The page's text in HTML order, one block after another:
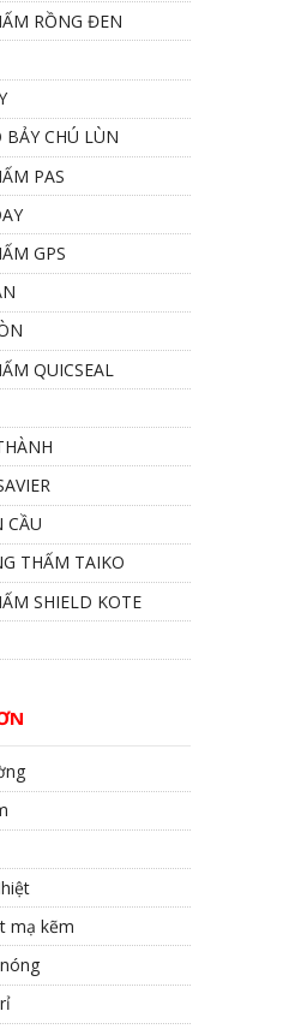
RỒNG ĐEN
BẢY CHÚ LÙN
PAS
GPS
QUICSEAL
CẦU
THẤM TAIKO
SHIELD KOTE
mạ kẽm